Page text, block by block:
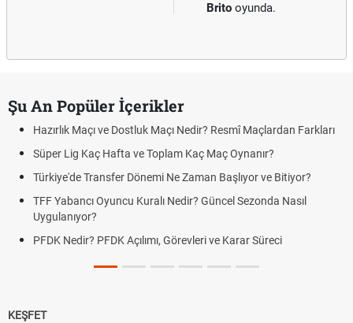
Brito oyunda.
Şu An Popüler İçerikler
Hazırlık Maçı ve Dostluk Maçı Nedir? Resmî Maçlardan Farkları
Süper Lig Kaç Hafta ve Toplam Kaç Maç Oynanır?
Türkiye'de Transfer Dönemi Ne Zaman Başlıyor ve Bitiyor?
TFF Yabancı Oyuncu Kuralı Nedir? Güncel Sezonda Nasıl
Uygulanıyor?
PFDK Nedir? PFDK Açılımı, Görevleri ve Karar Süreci
KEŞFET